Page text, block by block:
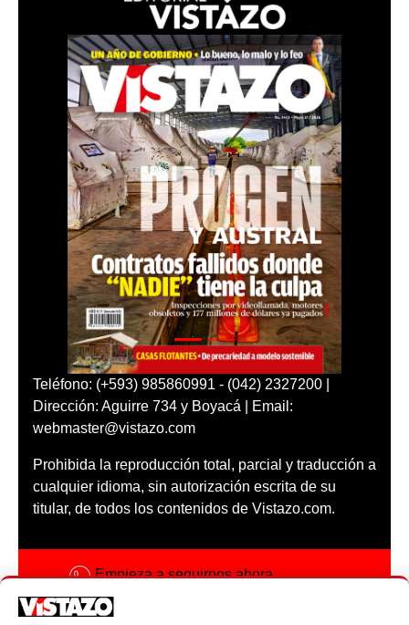
Teléfono: (+593) 985860991 - (042) 2327200 |
Dirección: Aguirre 734 y Boyacá | Email:
webmaster@vistazo.com
Prohibida la reproducción total, parcial y traducción a
cualquier idioma, sin autorización escrita de su
titular, de todos los contenidos de Vistazo.com.
Empieza a seguirnos ahora